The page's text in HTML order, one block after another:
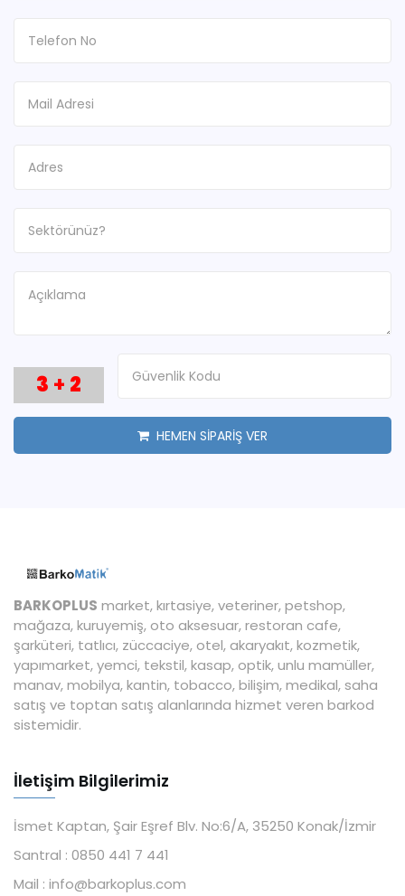
3 + 2
HEMEN SİPARİŞ VER
BARKOPLUS market, kırtasiye, veteriner, petshop,
mağaza, kuruyemiş, oto aksesuar, restoran cafe,
şarküteri, tatlıcı, züccaciye, otel, akaryakıt, kozmetik,
yapımarket, yemci, tekstil, kasap, optik, unlu mamüller,
manav, mobilya, kantin, tobacco, bilişim, medikal, saha
satış ve toptan satış alanlarında hizmet veren barkod
sistemidir.
İletişim Bilgilerimiz
İsmet Kaptan, Şair Eşref Blv. No:6/A, 35250 Konak/İzmir
Santral : 0850 441 7 441
Mail : info@barkoplus.com